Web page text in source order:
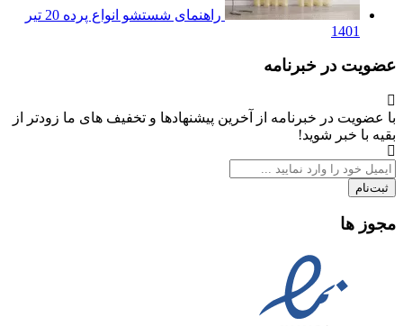
راهنمای شستشو انواع پرده
20 تیر
1401
عضویت در خبرنامه
با عضویت در خبرنامه از آخرین پیشنهادها و تخفیف های ما زودتر از
بقیه با خبر شوید!
ثبت‌نام
مجوز ها